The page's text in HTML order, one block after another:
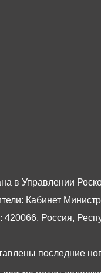
в Управлении
Кабинет
Россия,
последние